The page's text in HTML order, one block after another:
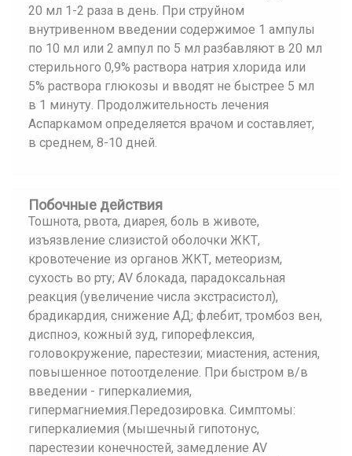
20 мл 1-2 раза в день. При струйном
внутривенном введении содержимое 1 ампулы
по 10 мл или 2 ампул по 5 мл разбавляют в 20 мл
стерильного 0,9% раствора натрия хлорида или
5% раствора глюкозы и вводят не быстрее 5 мл
в 1 минуту. Продолжительность лечения
Аспаркамом определяется врачом и составляет,
в среднем, 8-10 дней.
Побочные действия
Тошнота, рвота, диарея, боль в животе,
изъязвление слизистой оболочки ЖКТ,
кровотечение из органов ЖКТ, метеоризм,
сухость во рту; AV блокада, парадоксальная
реакция (увеличение числа экстрасистол),
брадикардия, снижение АД; флебит, тромбоз вен,
диспноэ, кожный зуд, гипорефлексия,
головокружение, парестезии; миастения, астения,
повышенное потоотделение. При быстром в/в
введении - гиперкалиемия,
гипермагниемия.Передозировка. Симптомы:
гиперкалиемия (мышечный гипотонус,
парестезии конечностей, замедление AV